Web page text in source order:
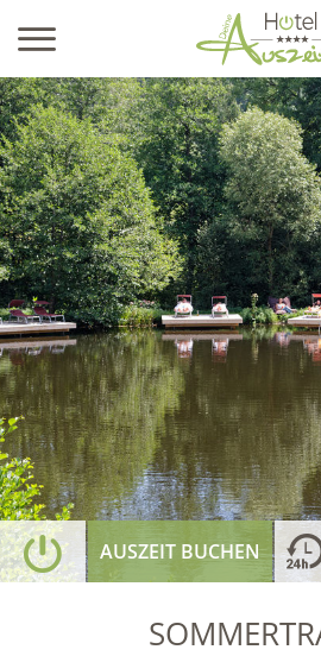
AUSZEIT BUCHEN